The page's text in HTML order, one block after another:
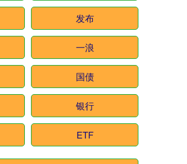
发布
一浪
国债
银行
ETF